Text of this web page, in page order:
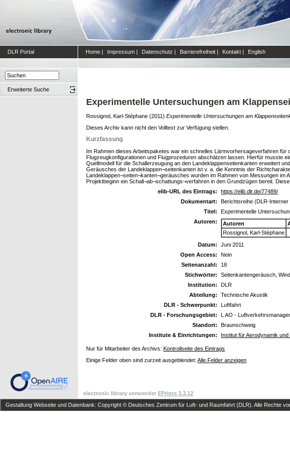
DLR Portal Home | Impressum | Datenschutz | Barrierefreiheit | Kontakt | English
Erweiterte Suche
Experimentelle Untersuchungen am
Rossignol, Karl-Stéphane (2011) Experimentelle Untersuchungen am
Dieses Archiv kann nicht den Volltext zur Verfügung stellen.
Kurzfassung
Im Rahmen dieses Arbeitspaketes war ein schnelles Lärmvorhersageverfahren
Flugzeugkonfigurationen und Flugprozeduren abschätzen lassen. Hierfür musste
Quellmodell für die Schallerzeugung an den Landeklappenseitenkanten erweitert
Geräusches der Landeklappen¬seitenkanten ist v. a. die Kenntnis der
Landeklappen¬seiten¬kanten¬geräusches wurden im Rahmen von Messungen
Projektbeginn ein Schall¬ab¬schattungs¬verfahren in den Grundzügen bereit.
elib-URL des Eintrags:
https://elib.dlr.de/77489/
Dokumentart:
Berichtsreihe (DLR-Interner
Titel:
Experimentelle
Autoren:
Autoren
Rossignol, Karl-Stéphane
Datum:
Juni 2011
Open Access:
Nein
Seitenanzahl:
18
Stichwörter:
Seitenkantengeräusch,
Institution:
DLR
Abteilung:
Technische Akustik
DLR - Schwerpunkt:
Luftfahrt
DLR - Forschungsgebiet:
L AO -
Standort:
Braunschweig
Institute & Einrichtungen:
Institut für Aerodynamik
Nur für Mitarbeiter des Archivs: Kontrollseite des Eintrags
Einige Felder oben sind zurzeit ausgeblendet: Alle Felder anzeigen
electronic library verwendet EPrints 3.3.12
Gestaltung Webseite und Datenbank: Copyright © Deutsches Zentrum für Luft- und Raumfahrt (DLR). Alle Rechte